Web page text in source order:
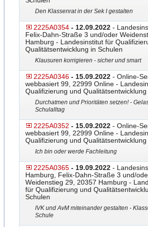
Den Klassenrat in der Sek I gestalten
2225A0354 - 12.09.2022 -
Felix-Dahn-Straße 3 und/oder
Hamburg - Landesinstitut für
Qualitätsentwicklung in Schulen
Klausuren korrigieren - sicher und smart
2225A0346 - 15.09.2022 - Online-
webbasiert 99, 22999 Online -
Qualifizierung und Qualitätsentwicklung
Durchatmen und Prioritäten setzen! -
Schulalltag
2225A0352 - 15.09.2022 - Online-
webbasiert 99, 22999 Online -
Qualifizierung und Qualitätsentwicklung
Ich bin oder werde Fachleitung
2225A0365 - 19.09.2022 -
Hamburg, Felix-Dahn-Straße 3 und/
Weidenstieg 29, 20357 Hamburg -
für Qualifizierung und
Schulen
IVK und AvM miteinander gestalten -
Schule